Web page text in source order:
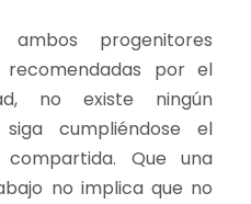
progenitores
por el
no existe ningún
cumpliéndose el
Que una
no implica que no